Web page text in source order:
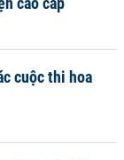
cuộc thi hoa